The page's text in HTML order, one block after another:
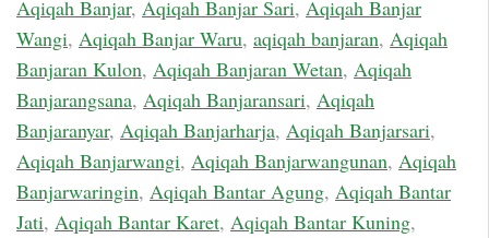
Aqiqah Banjar, Aqiqah Banjar Sari, Aqiqah Banjar
Wangi, Aqiqah Banjar Waru, aqiqah banjaran, Aqiqah
Banjaran Kulon, Aqiqah Banjaran Wetan, Aqiqah
Banjarangsana, Aqiqah Banjaransari, Aqiqah
Banjaranyar, Aqiqah Banjarharja, Aqiqah Banjarsari,
Aqiqah Banjarwangi, Aqiqah Banjarwangunan, Aqiqah
Banjarwaringin, Aqiqah Bantar Agung, Aqiqah Bantar
Jati, Aqiqah Bantar Karet, Aqiqah Bantar Kuning,